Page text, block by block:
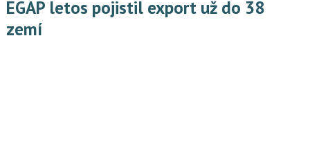
EGAP letos pojistil export už do 38
zemí